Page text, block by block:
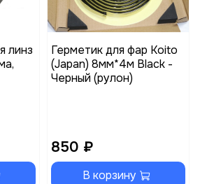
линз
Герметик для фар Koito
(Japan) 8мм*4м Black -
Черный (рулон)
850 ₽
В корзину